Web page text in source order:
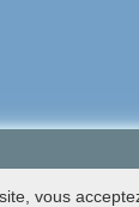
vous